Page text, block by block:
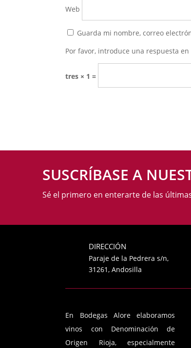
Web
Guarda mi nombre, correo
Por favor, introduce una respuesta
tres × 1 =
SUSCRÍBASE A
Sé el primero en enterarte de las
DIRECCIÓN
Paraje de la Pedrera s/n,
31261, Andosilla
En Bodegas Alore elaboramos
vinos con Denominación de
Origen Rioja, especialmente